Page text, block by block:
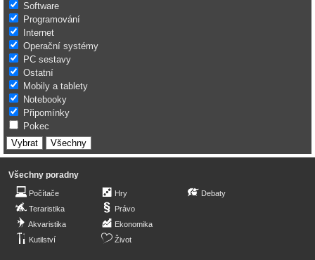
Software
Programování
Internet
Operační systémy
PC sestavy
Ostatní
Mobily a tablety
Notebooky
Připomínky
Pokec
Všechny poradny
Počítače
Teraristika
Akvaristika
Kutilství
Hry
Právo
Ekonomika
Život
Debaty